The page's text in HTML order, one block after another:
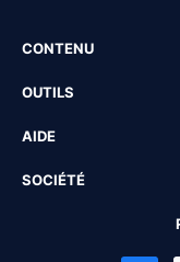
CONTENU
OUTILS
AIDE
SOCIÉTÉ